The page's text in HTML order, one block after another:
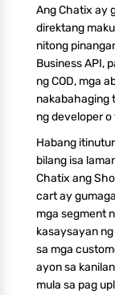
Ang Chatix ay
direktang
nitong
Business API,
ng COD, mga
nakabahaging
ng developer
Habang
bilang isa
Chatix ang
cart ay
mga segment
kasaysayan
sa mga
ayon sa
mula sa pag